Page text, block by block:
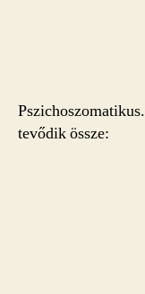
tevődik össze: